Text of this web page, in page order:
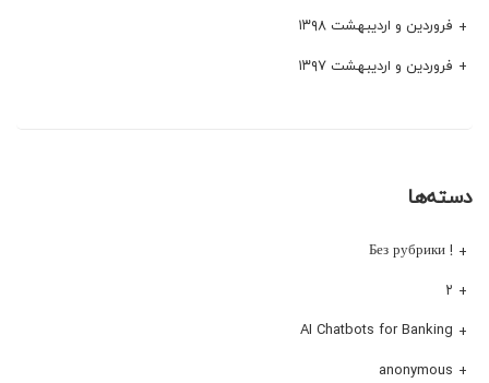
فروردین و اردیبهشت ۱۳۹۸
فروردین و اردیبهشت ۱۳۹۷
دسته‌ها
! Без рубрики
۲
AI Chatbots for Banking
anonymous